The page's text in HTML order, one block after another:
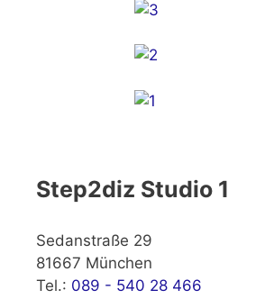
Step2diz Studio 1
Sedanstraße 29
81667 München
Tel.: 089 - 540 28 466